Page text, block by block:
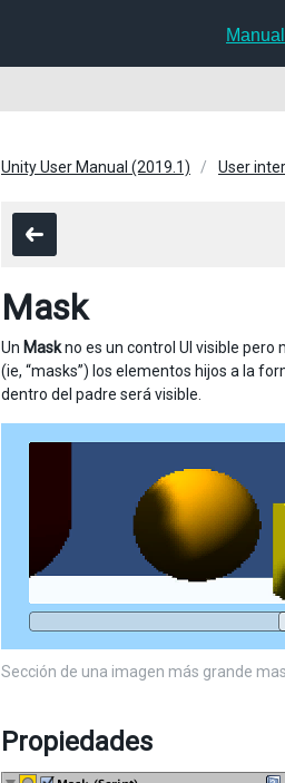
Manual
Unity User Manual (2019.1) User
Mask
Un Maskno es un control UI visible pero
(ie, “masks”) los elementos hijos a la
dentro del padre será visible.
Sección de una imagen más grande
Propiedades